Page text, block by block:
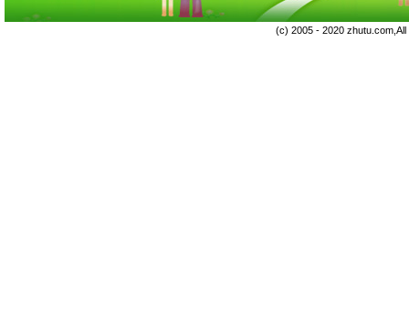
(c) 2005 - 2020